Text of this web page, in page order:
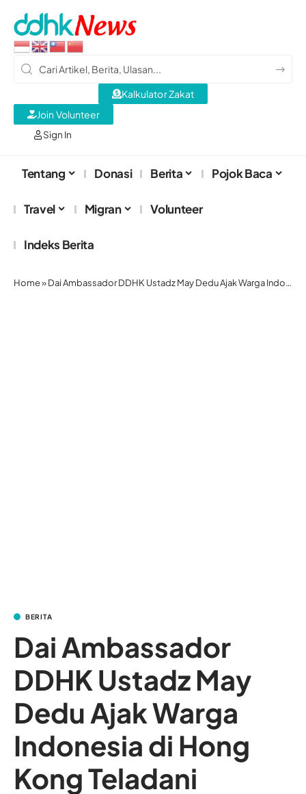
Sign In
Kalkulator Zakat
Join Volunteer
Tentang Donasi Berita Pojok Baca
Travel Migran Volunteer
Indeks Berita
Home»Dai Ambassador DDHK Ustadz May Dedu Ajak Warga Indonesia di Hong Kong Teladani Keteguhan dan Kesabaran Siti Hajar
BERITA
Dai Ambassador
DDHK Ustadz May
Dedu Ajak Warga
Indonesia di Hong
Kong Teladani